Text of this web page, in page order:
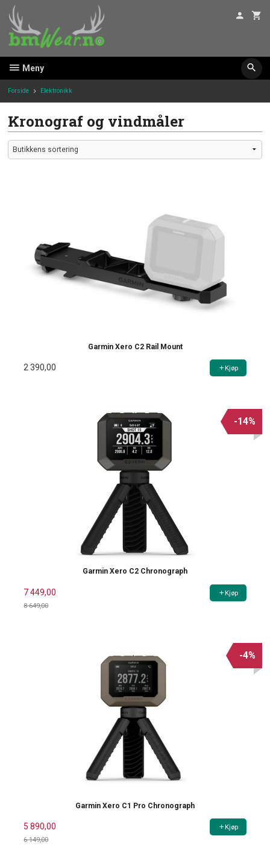
innholdet
Meny
Forside Elektronikk
Kronograf og vindmåler
Garmin Xero C2 Rail Mount
2 390,00 Kjøp
Garmin Xero C2 Chronograph
7 449,00
8 649,00
-14%
Kjøp
Garmin Xero C1 Pro Chronograph
5 890,00
6 149,00
-4%
Kjøp